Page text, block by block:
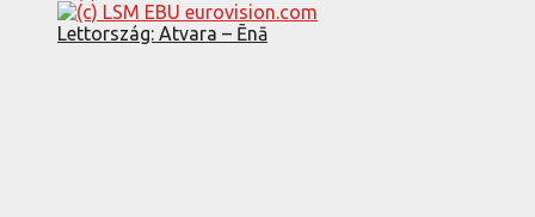
Lettország: Atvara – Ēnā